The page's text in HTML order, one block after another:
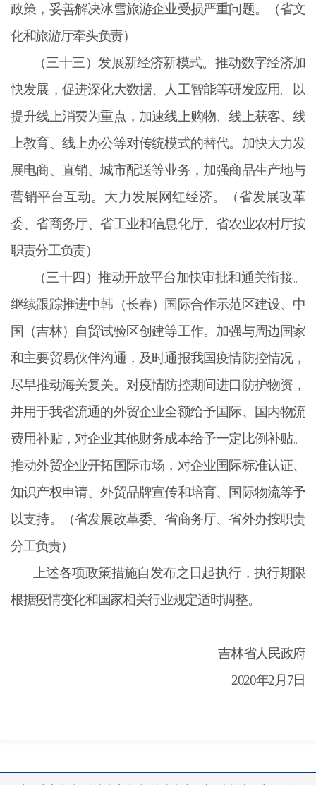
政策，妥善解决冰雪旅游企业受损严重问题。（省文
化和旅游厅牵头负责）
（三十三）发展新经济新模式。推动数字经济加
快发展，促进深化大数据、人工智能等研发应用。以
提升线上消费为重点，加速线上购物、线上获客、线
上教育、线上办公等对传统模式的替代。加快大力发
展电商、直销、城市配送等业务，加强商品生产地与
营销平台互动。大力发展网红经济。（省发展改革
委、省商务厅、省工业和信息化厅、省农业农村厅按
职责分工负责）
（三十四）推动开放平台加快审批和通关衔接。
继续跟踪推进中韩（长春）国际合作示范区建设、中
国（吉林）自贸试验区创建等工作。加强与周边国家
和主要贸易伙伴沟通，及时通报我国疫情防控情况，
尽早推动海关复关。对疫情防控期间进口防护物资，
并用于我省流通的外贸企业全额给予国际、国内物流
费用补贴，对企业其他财务成本给予一定比例补贴。
推动外贸企业开拓国际市场，对企业国际标准认证、
知识产权申请、外贸品牌宣传和培育、国际物流等予
以支持。（省发展改革委、省商务厅、省外办按职责
分工负责）
上述各项政策措施自发布之日起执行，执行期限
根据疫情变化和国家相关行业规定适时调整。
吉林省人民政府
2020年2月7日